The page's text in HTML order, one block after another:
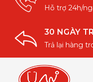
Hỗ trợ 24h/
30 NGÀY
Trả lại hàng